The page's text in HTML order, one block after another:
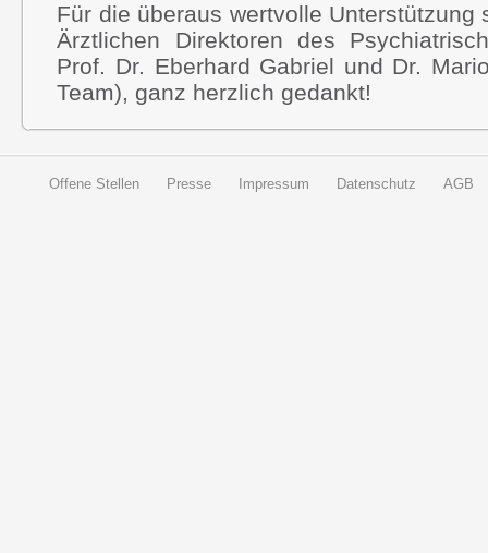
Für die überaus wertvolle Unterstützung
Ärztlichen Direktoren des
Prof. Dr. Eberhard Gabriel und Dr.
Team), ganz herzlich gedankt!
Offene Stellen Presse Impressum Datenschutz AGB